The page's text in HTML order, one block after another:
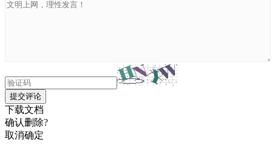
提交评论
下载文档
确认删除?
取消确定